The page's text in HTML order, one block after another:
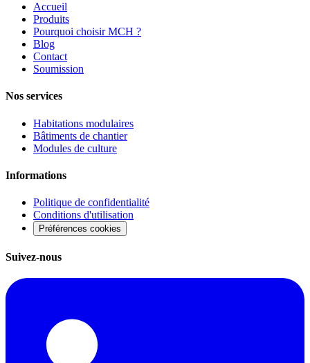
Accueil
Produits
Pourquoi choisir MCH ?
Blog
Contact
Soumission
Nos services
Habitations modulaires
Bâtiments de chantier
Modules de culture
Informations
Politique de confidentialité
Conditions d'utilisation
Préférences cookies
Suivez-nous